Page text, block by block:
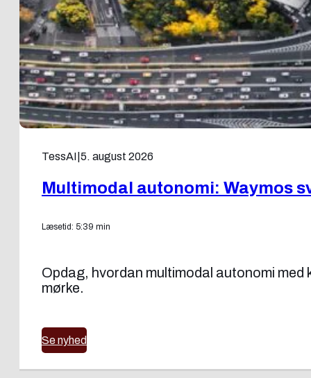
TessAI 5. august 2026
Multimodal autonomi: Waymos
Læsetid: 5:39 min
Opdag, hvordan multimodal autonomi
mørke.
Se nyhed